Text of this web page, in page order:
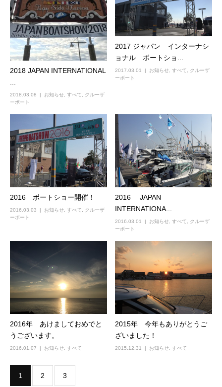
2018 JAPAN INTERNATIONAL
2018.03.08 お知らせ すべて
クルーザ
ーボート
2017 ジャパン インターナシ
ョナル ボートショ...
2017.03.01 お知らせ すべて
クルーザ
ーボート
2016 ボートショー開催！
2016.03.03 お知らせ すべて
クルーザ
ーボート
2016 JAPAN
INTERNATIONA...
2016.03.01 お知らせ すべて
クルーザ
ーボート
2016年 あけましておめでと
うございます。
2016.01.07 お知らせ すべて
2015年 今年もありがとうご
ざいました！
2015.12.31 お知らせ すべて
1 2 3